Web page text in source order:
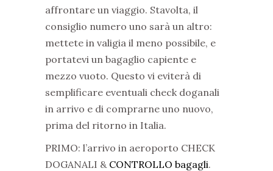
affrontare un viaggio. Stavolta, il
consiglio numero uno sarà un altro:
mettete in valigia il meno possibile, e
portatevi un bagaglio capiente e
mezzo vuoto. Questo vi eviterà di
semplificare eventuali check doganali
in arrivo e di comprarne uno nuovo,
prima del ritorno in Italia.
PRIMO: l’arrivo in aeroporto CHECK
DOGANALI & CONTROLLO bagagli.